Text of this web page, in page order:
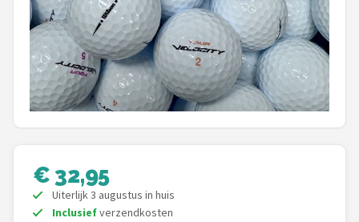
Shop
POPULAIRE MERKEN
Func Factory
Footjoy
Livano
Nivard
€ 32,95
Uiterlijk 3 augustus in huis
Inclusiefverzendkosten